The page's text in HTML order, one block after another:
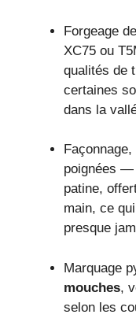
Forgeage
XC75 ou
qualités de
certaines
dans la
poignées —
patine,
main, ce
presque
Marquage
mouches,
selon les